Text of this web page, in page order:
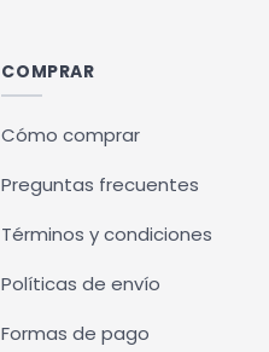
COMPRAR
Cómo comprar
Preguntas frecuentes
Términos y condiciones
Políticas de envío
Formas de pago